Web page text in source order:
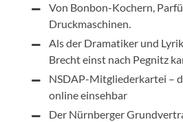
Von Bonbon-Kochern,
Druckmaschinen.
Als der Dramatiker und
Brecht einst nach Pegnitz
NSDAP-Mitgliederkartei –
online einsehbar
Der Nürnberger